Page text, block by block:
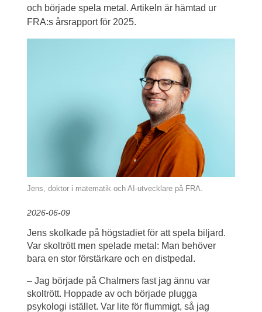
och började spela metal. Artikeln är hämtad ur
FRA:s årsrapport för 2025.
Jens, doktor i matematik och AI-utvecklare på FRA.
2026-06-09
Jens skolkade på högstadiet för att spela biljard.
Var skoltrött men spelade metal: Man behöver
bara en stor förstärkare och en distpedal.
– Jag började på Chalmers fast jag ännu var
skoltrött. Hoppade av och började plugga
psykologi istället. Var lite för flummigt, så jag